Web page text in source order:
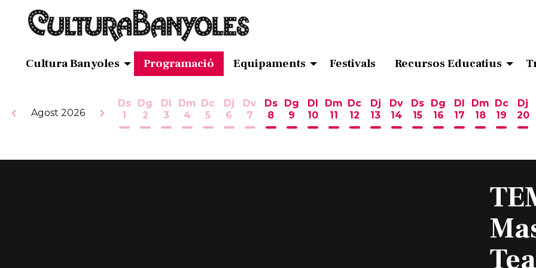
Cultura Banyoles Programació Equipaments Festivals Recursos Educatius
Agost 2026
Ds
1
Dissabte 1 d'agost
Dg
2
Diumenge 2 d'agost
Dl
3
Dilluns 3 d'agost
Dm
4
Dimarts 4 d'agost
Dc
5
Dimecres 5 d'agost
Dj
6
Dijous 6 d'agost
Dv
7
Divendres 7 d'agost
Ds
8
Dissabte 8 d'agost
Dg
9
Diumenge 9 d'agost
Dl
10
Dilluns 10 d'agost
Dm
11
Dimarts 11 d'agost
Dc
12
Dimecres 12 d'agost
Dj
13
Dijous 13 d'agost
Dv
14
Divendres 14 d'agost
Ds
15
Dissabte 15 d'agost
Dg
16
Diumenge 16
Dl
17
Dilluns 17
Dm
18
Dimarts 18
Dc
19
Dj
20